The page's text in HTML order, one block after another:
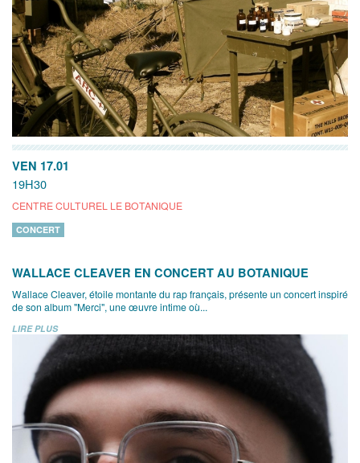
VEN 17.01
19H30
CENTRE CULTUREL LE BOTANIQUE
CONCERT
WALLACE CLEAVER EN CONCERT AU BOTANIQUE
Wallace Cleaver, étoile montante du rap français, présente un concert inspiré
de son album "Merci", une œuvre intime où...
LIRE PLUS